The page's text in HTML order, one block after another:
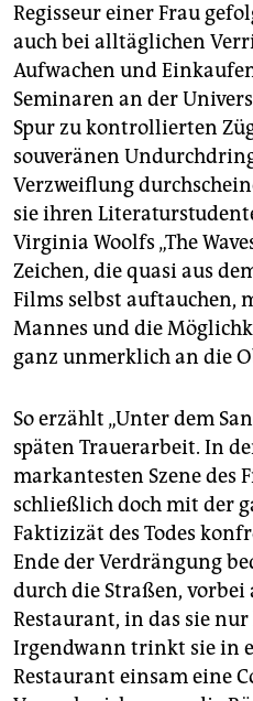
Regisseur einer Frau
auch bei alltäglichen
Aufwachen und
Seminaren an der
Spur zu kontrollierten
souveränen
Verzweiflung
sie ihren
Virginia Woolfs „The
Zeichen, die quasi aus
Films selbst auftauchen,
Mannes und die
ganz unmerklich an die
So erzählt „Unter dem
späten Trauerarbeit. In
markantesten Szene des
schließlich doch mit der
Faktizizät des Todes
Ende der Verdrängung
durch die Straßen,
Restaurant, in das sie
Irgendwann trinkt sie in
Restaurant einsam eine